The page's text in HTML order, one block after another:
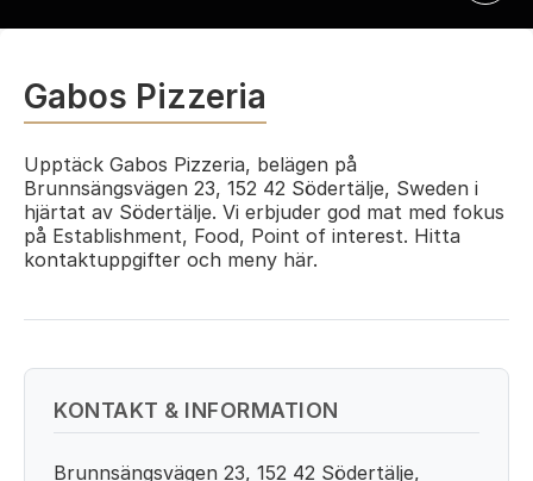
Gabos Pizzeria
Upptäck Gabos Pizzeria, belägen på
Brunnsängsvägen 23, 152 42 Södertälje, Sweden i
hjärtat av Södertälje. Vi erbjuder god mat med fokus
på Establishment, Food, Point of interest. Hitta
kontaktuppgifter och meny här.
KONTAKT & INFORMATION
Brunnsängsvägen 23, 152 42 Södertälje,